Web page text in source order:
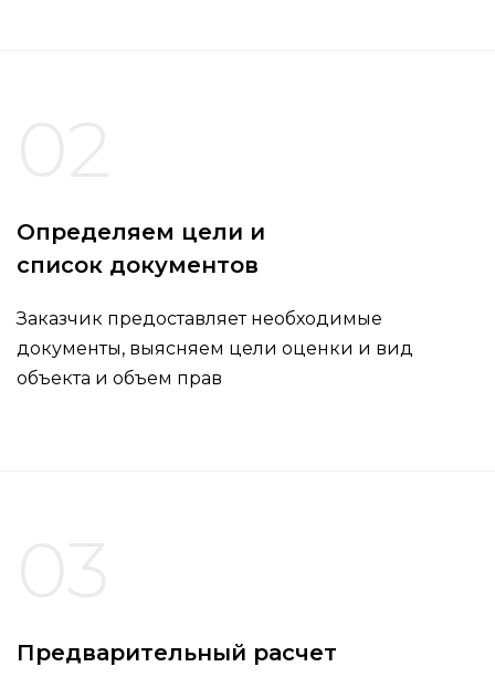
Определяем цели и
список документов
Заказчик предоставляет необходимые
документы, выясняем цели оценки и вид
объекта и объем прав
Предварительный расчет